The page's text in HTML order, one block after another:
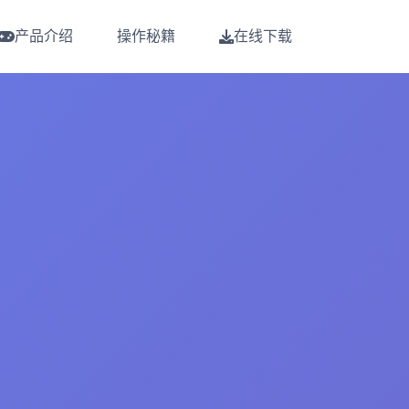
产品介绍 操作秘籍 在线下载